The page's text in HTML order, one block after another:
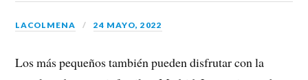
LACOLMENA 24 MAYO, 2022
Los más pequeños también pueden disfrutar con la